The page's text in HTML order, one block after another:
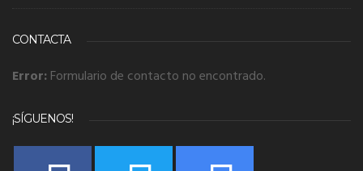
CONTACTA
Error:Formulario de contacto no encontrado.
¡SÍGUENOS!